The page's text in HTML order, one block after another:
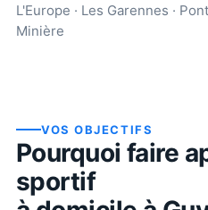
L'Europe · Les Garennes ·
Minière
VOS OBJECTIFS
Pourquoi faire
sportif